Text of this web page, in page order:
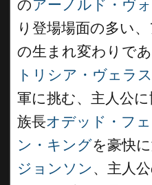
のアーノルド・ヴ
り登場場面の多い
の生まれ変わりで
トリシア・ヴェラ
軍に挑む、主人公
族長オデッド・フ
ン・キングを豪快
ジョンソン 、主人